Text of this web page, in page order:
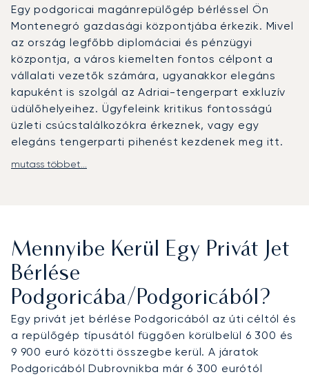
Egy podgoricai magánrepülőgép bérléssel Ön
Montenegró gazdasági központjába érkezik. Mivel
az ország legfőbb diplomáciai és pénzügyi
központja, a város kiemelten fontos célpont a
vállalati vezetők számára, ugyanakkor elegáns
kapuként is szolgál az Adriai-tengerpart exkluzív
üdülőhelyeihez. Ügyfeleink kritikus fontosságú
üzleti csúcstalálkozókra érkeznek, vagy egy
elegáns tengerparti pihenést kezdenek meg itt.
Az utazást az Ön személyes időbeosztásához
érkezzen a The Capital Plaza-hoz hasonló kiemelt
üzleti központokban tartandó találkozóira.
Működési kiválóságunkat a nap 24 órájában
rendelkezésre álló, engedéllyel rendelkező
diszpécser specialistákból álló operatív
csapatunk garantálja, amely proaktívan felügyeli
és optimalizálja az összes járatot. A biztonság és
mutass többet...
Mennyibe Kerül Egy Privát Jet
Bérlése
Podgoricába/Podgoricából?
Egy privát jet bérlése Podgoricából az úti céltól és
a repülőgép típusától függően körülbelül 6 300 és
9 900 euró közötti összegbe kerül. A járatok
Podgoricából Dubrovnikba már 6 300 eurótól